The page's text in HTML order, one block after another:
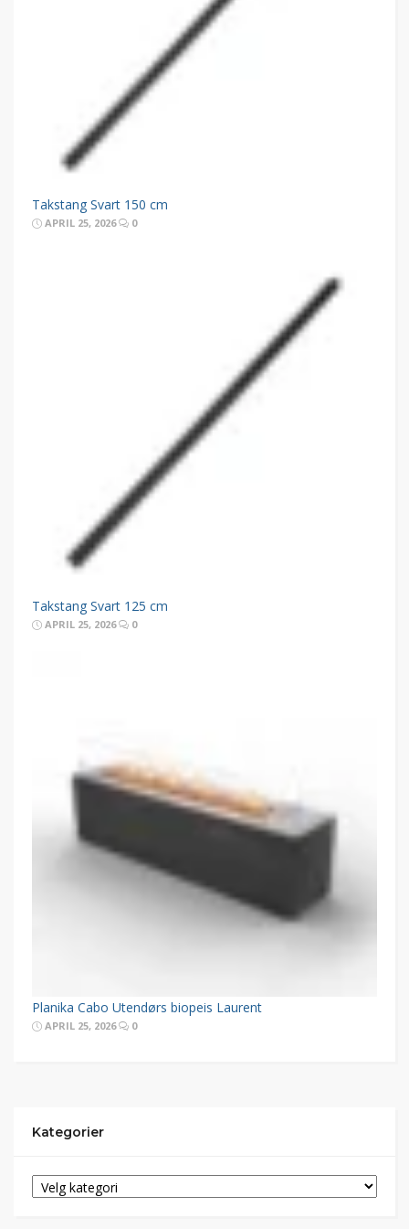
Takstang Svart 150 cm
APRIL 25, 2026 0
Takstang Svart 125 cm
APRIL 25, 2026 0
Planika Cabo Utendørs biopeis Laurent
APRIL 25, 2026 0
Kategorier